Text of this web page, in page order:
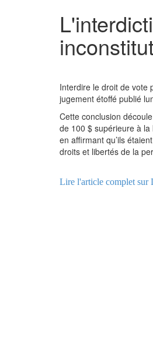
Interdire le droit de vote
jugement étoffé publié
Cette conclusion
de 100 $ supérieure à
en affirmant qu’ils
droits et libertés de la
Lire l'article complet sur